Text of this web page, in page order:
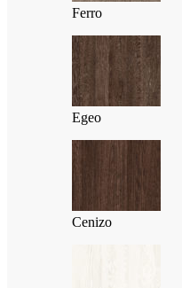
Ferro
Egeo
Cenizo